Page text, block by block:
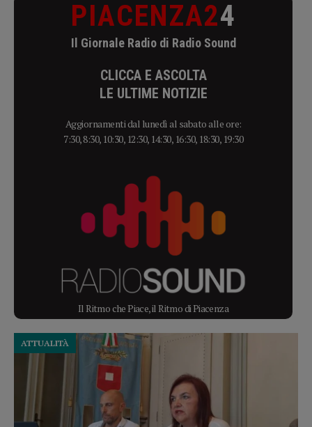
PIACENZA24
Il Giornale Radio di Radio Sound
CLICCA E ASCOLTA
LE ULTIME NOTIZIE
Aggiornamenti dal lunedì al sabato alle ore:
7:30, 8:30, 10:30, 12:30, 14:30, 16:30, 18:30, 19:30
Il Ritmo che Piace, il Ritmo di Piacenza
ATTUALITÀ